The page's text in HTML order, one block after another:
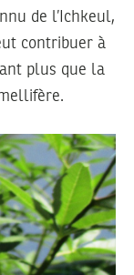
de l’Ichkeul,
contribuer à
plus que la